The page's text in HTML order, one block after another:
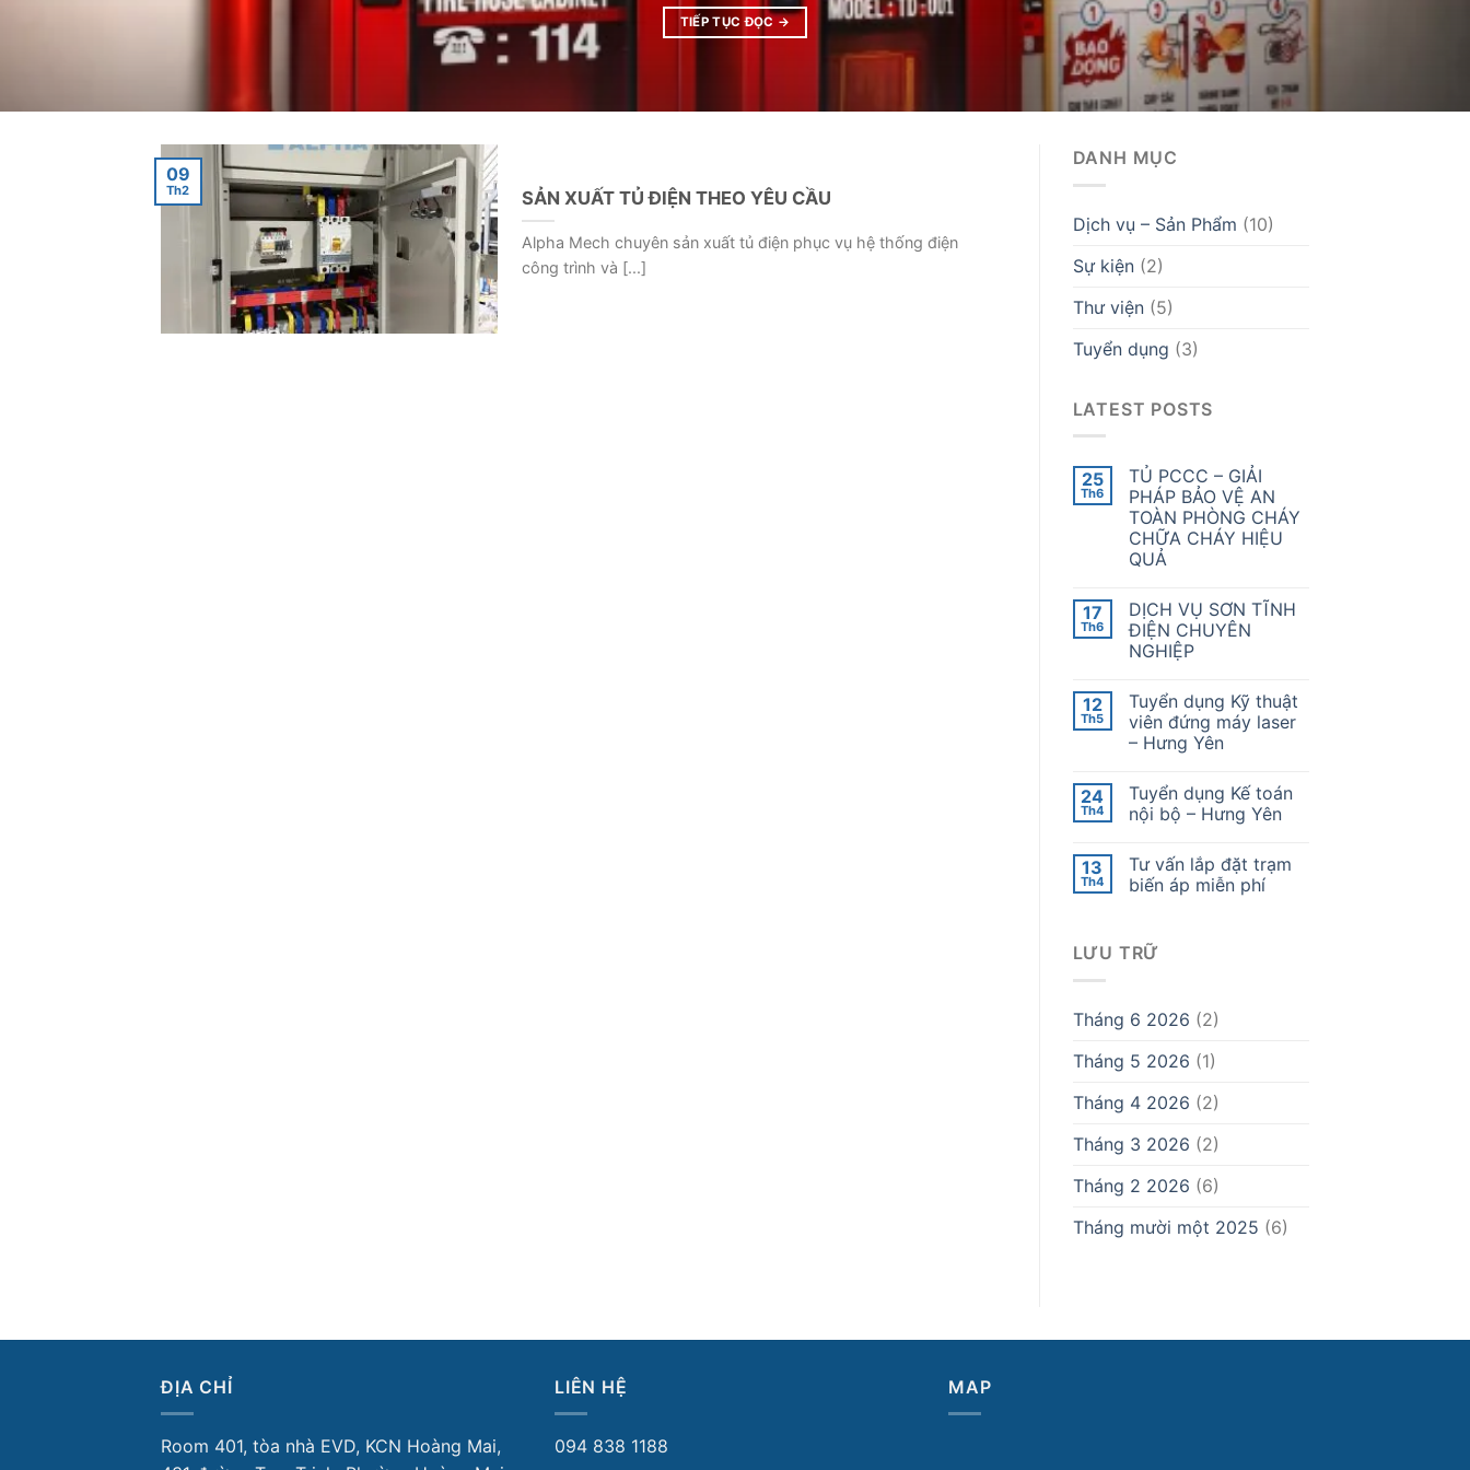
TIẾP TỤC ĐỌC →
SẢN XUẤT TỦ ĐIỆN THEO YÊU CẦU
Alpha Mech chuyên sản xuất tủ điện phục vụ hệ thống điện
công trình và [...]
09
Th2
DANH MỤC
Dịch vụ – Sản Phẩm (10)
Sự kiện(2)
Thư viện(5)
Tuyển dụng (3)
LATEST POSTS
25
Th6
TỦ PCCC – GIẢI
PHÁP BẢO VỆ AN
TOÀN PHÒNG CHÁY
CHỮA CHÁY HIỆU
QUẢ
17
Th6
DỊCH VỤ SƠN TĨNH
ĐIỆN CHUYÊN
NGHIỆP
12
Th5
Tuyển dụng Kỹ thuật
viên đứng máy laser
– Hưng Yên
24
Th4
Tuyển dụng Kế toán
nội bộ – Hưng Yên
13
Th4
Tư vấn lắp đặt trạm
biến áp miễn phí
LƯU TRỮ
Tháng 6 2026 (2)
Tháng 5 2026 (1)
Tháng 4 2026 (2)
Tháng 3 2026 (2)
Tháng 2 2026 (6)
Tháng mười một 2025 (6)
ĐỊA CHỈ
Room 401, tòa nhà EVD, KCN Hoàng Mai,
LIÊN HỆ
094 838 1188
MAP